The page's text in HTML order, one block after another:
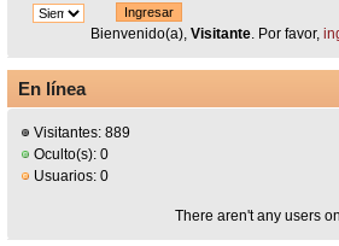
Bienvenido(a), Visitante. Por favor,
En línea
Visitantes: 889
Oculto(s): 0
Usuarios: 0
There aren't any users